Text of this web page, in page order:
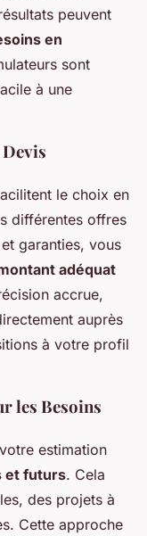
peuvent
en
sont
à une
le choix en
différentes offres
garanties, vous
adéquat
accrue,
auprès
à votre profil
les Besoins
estimation
et futurs. Cela
des projets à
Cette approche